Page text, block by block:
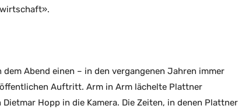
Abend einen – in den vergangenen Jahren immer
Auftritt. Arm in Arm lächelte Plattner
Hopp in die Kamera. Die Zeiten, in denen Plattner